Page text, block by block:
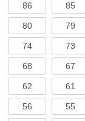
86 85
80 79
74 73
68 67
62 61
56 55